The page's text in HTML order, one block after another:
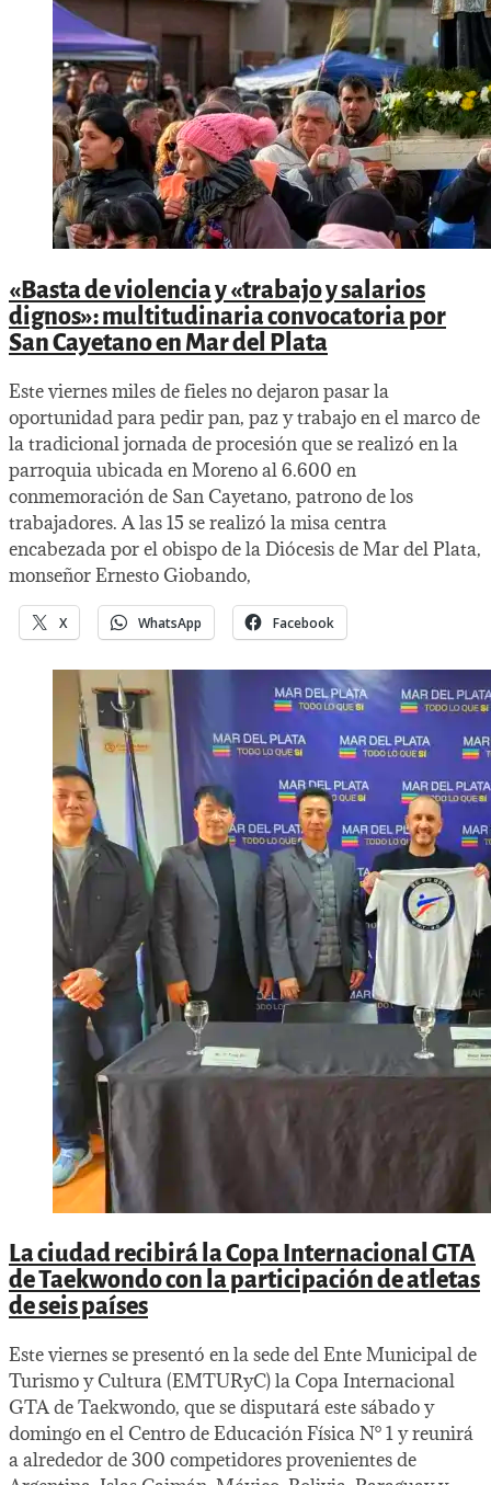
«Basta de violencia y «trabajo y salarios
dignos»: multitudinaria convocatoria por
San Cayetano en Mar del Plata
Este viernes miles de fieles no dejaron pasar la
oportunidad para pedir pan, paz y trabajo en el marco de
la tradicional jornada de procesión que se realizó en la
parroquia ubicada en Moreno al 6.600 en
conmemoración de San Cayetano, patrono de los
trabajadores. A las 15 se realizó la misa centra
encabezada por el obispo de la Diócesis de Mar del Plata,
monseñor Ernesto Giobando,
X WhatsApp Facebook
La ciudad recibirá la Copa Internacional GTA
de Taekwondo con la participación de atletas
de seis países
Este viernes se presentó en la sede del Ente Municipal de
Turismo y Cultura (EMTURyC) la Copa Internacional
GTA de Taekwondo, que se disputará este sábado y
domingo en el Centro de Educación Física N° 1 y reunirá
a alrededor de 300 competidores provenientes de